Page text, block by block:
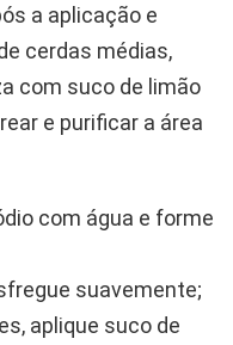
a aplicação e
cerdas médias,
com suco de limão
e purificar a área
com água e forme
suavemente;
aplique suco de